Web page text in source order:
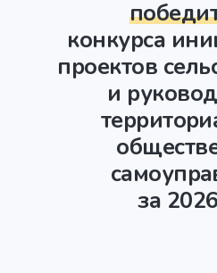
конкурса
проектов
и
за